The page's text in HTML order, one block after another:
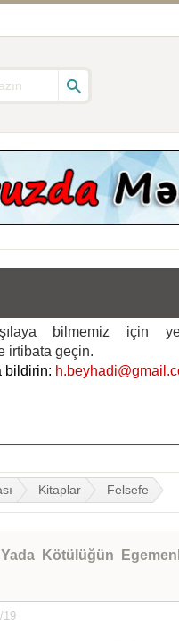
bilmemiz için
irtibata geçin.
bildirin:
Kitaplar Felsefe
Kötülüğün
19